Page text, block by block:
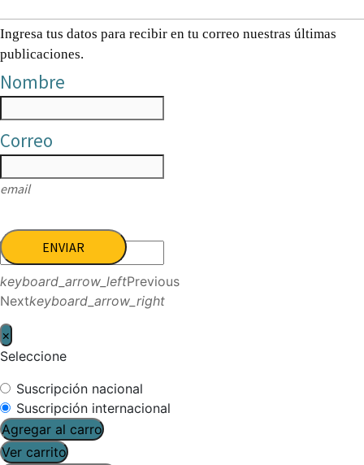
Ingresa tus datos para recibir en tu correo nuestras últimas
publicaciones.
Nombre
Correo
email
ENVIAR
keyboard_arrow_leftPrevious
Nextkeyboard_arrow_right
×
Seleccione
Suscripción nacional
Suscripción internacional
Agregar al carro
Ver carrito